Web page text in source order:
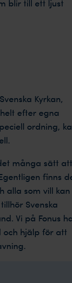
blir till ett ljust
Kyrkan,
efter egna
ordning,
många sätt att
finns
alla som vill kan
Svenska
Vi på Fonus
och hjälp för att